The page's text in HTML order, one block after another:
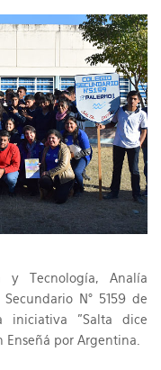
y Tecnología, Analía
N° 5159 de
iniciativa "Salta dice
Enseñá por Argentina.